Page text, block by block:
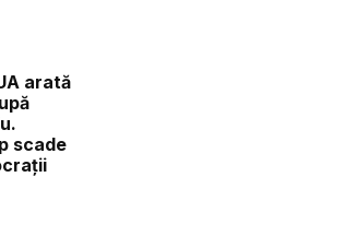
arată
scade